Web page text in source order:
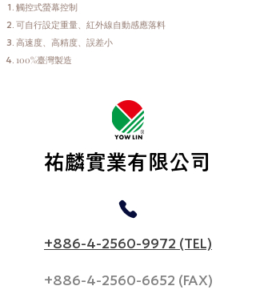
觸控式螢幕控制
可自行設定重量、紅外線自動感應落料
高速度、高精度、誤差小
100%臺灣製造
​祐麟實業有限公司
+886-4-2560-9972 (TEL)
+886-4-2560-6652 (FAX)